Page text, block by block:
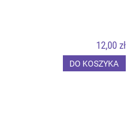
12,00 zł
DO KOSZYKA